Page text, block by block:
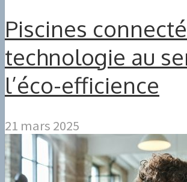
Piscines
technologie au
l’éco-efficience
21 mars 2025